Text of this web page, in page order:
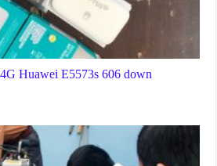
Huawei E5573s 606 down